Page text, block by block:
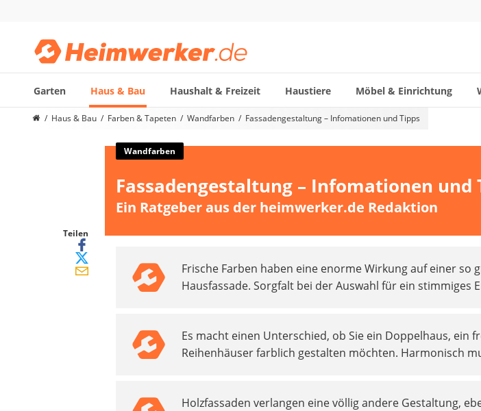
Garten Haus & Bau Haushalt & Freizeit Haustiere Möbel & Einrichtung
Die beliebtesten Vergleiche nach Kategorie
Außenleuchte mit Kamera
Smart-Home-Rauchmelder
Überwachungskameras außen
Regendusche
Reizstromgerät
Infrarot-Thermometer
Digitale Zeitschaltuhr
Haus & Bau Farben & Tapeten Wandfarben Fassadengestaltung – Infomationen und Tipps
Teilen
Wandfarben
Fassadengestaltung – Infomationen und
Ein Ratgeber aus der heimwerker.de Redaktion
Frische Farben haben eine enorme Wirkung auf einer so
Hausfassade. Sorgfalt bei der Auswahl für ein stimmiges
Es macht einen Unterschied, ob Sie ein Doppelhaus, ein
Reihenhäuser farblich gestalten möchten. Harmonisch
Holzfassaden verlangen eine völlig andere Gestaltung,